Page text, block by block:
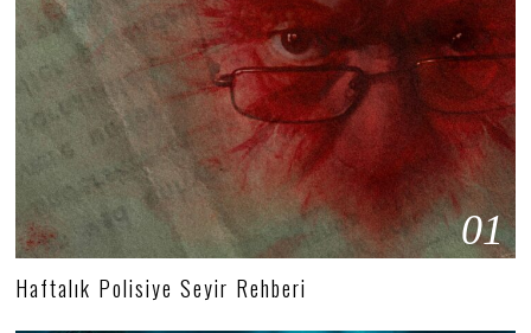
01
Haftalık Polisiye Seyir Rehberi